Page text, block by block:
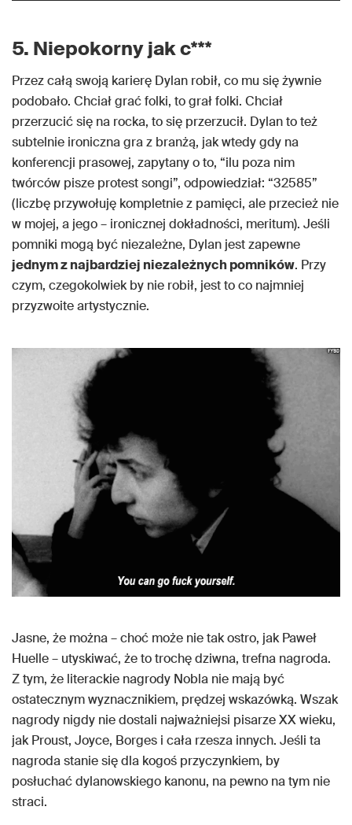
5. Niepokorny jak c***
Przez całą swoją karierę Dylan robił, co mu się żywnie
podobało. Chciał grać folki, to grał folki. Chciał
przerzucić się na rocka, to się przerzucił. Dylan to też
subtelnie ironiczna gra z branżą, jak wtedy gdy na
konferencji prasowej, zapytany o to, “ilu poza nim
twórców pisze protest songi”, odpowiedział: “32585”
(liczbę przywołuję kompletnie z pamięci, ale przecież nie
w mojej, a jego – ironicznej dokładności, meritum). Jeśli
pomniki mogą być niezależne, Dylan jest zapewne
jednym z najbardziej niezależnych pomników. Przy
czym, czegokolwiek by nie robił, jest to co najmniej
przyzwoite artystycznie.
Jasne, że można – choć może nie tak ostro, jak Paweł
Huelle – utyskiwać, że to trochę dziwna, trefna nagroda.
Z tym, że literackie nagrody Nobla nie mają być
ostatecznym wyznacznikiem, prędzej wskazówką. Wszak
nagrody nigdy nie dostali najważniejsi pisarze XX wieku,
jak Proust, Joyce, Borges i cała rzesza innych. Jeśli ta
nagroda stanie się dla kogoś przyczynkiem, by
posłuchać dylanowskiego kanonu, na pewno na tym nie
straci.